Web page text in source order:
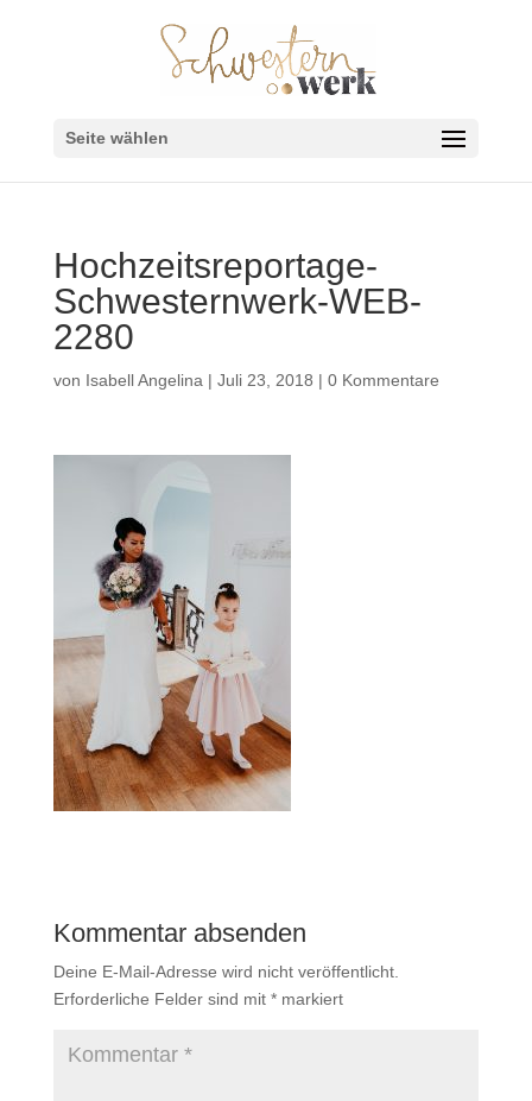
Seite wählen
Hochzeitsreportage-
Schwesternwerk-WEB-
2280
von Isabell Angelina | Juli 23, 2018 | 0 Kommentare
Kommentar absenden
Deine E-Mail-Adresse wird nicht veröffentlicht.
Erforderliche Felder sind mit *markiert